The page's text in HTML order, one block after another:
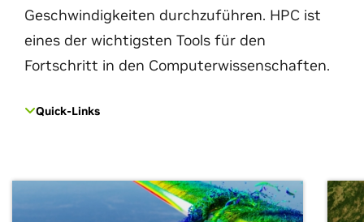
Geschwindigkeiten durchzuführen. HPC ist
eines der wichtigsten Tools für den
Fortschritt in den Computerwissenschaften.
Quick-Links